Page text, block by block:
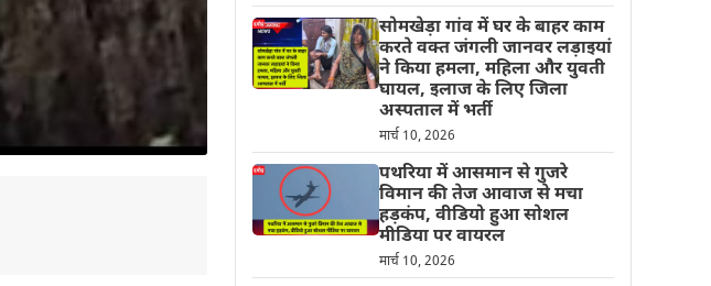
सोमखेड़ा गांव में घर के बाहर काम
करते वक्त जंगली जानवर लड़ाइयां
ने किया हमला, महिला और युवती
घायल, इलाज के लिए जिला
अस्पताल में भर्ती
मार्च 10, 2026
पथरिया में आसमान से गुजरे
विमान की तेज आवाज से मचा
हड़कंप, वीडियो हुआ सोशल
मीडिया पर वायरल
मार्च 10, 2026